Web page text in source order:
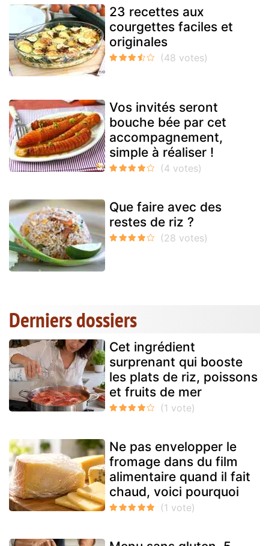
23 recettes aux
courgettes faciles et
originales
Vos invités seront
bouche bée par cet
accompagnement,
simple à réaliser !
Que faire avec des
restes de riz ?
Derniers dossiers
Cet ingrédient
surprenant qui booste
les plats de riz, poissons
et fruits de mer
Ne pas envelopper le
fromage dans du film
alimentaire quand il fait
chaud, voici pourquoi